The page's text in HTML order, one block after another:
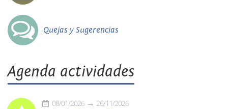
Quejas y Sugerencias
Agenda actividades
08/01/2026 26/11/2026